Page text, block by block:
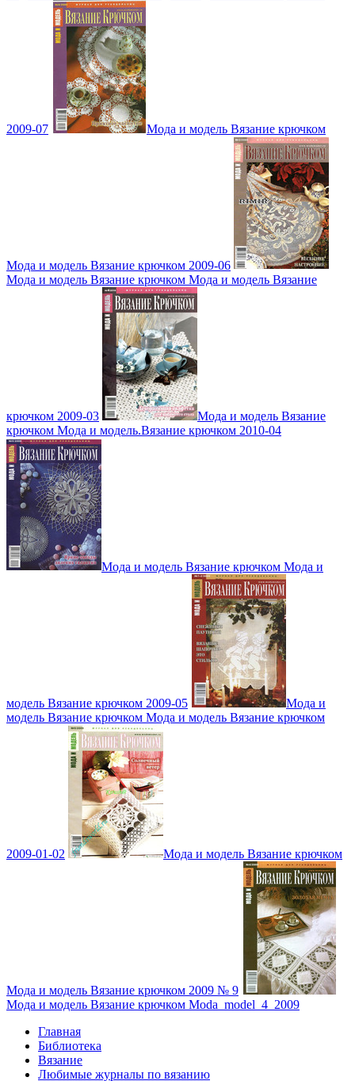
2009-07 Мода и модель Вязание крючком
Мода и модель Вязание крючком 2009-06
Мода и модель Вязание крючком Мода и модель Вязание
крючком 2009-03
Мода и модель Вязание
крючком Мода и модель.Вязание крючком 2010-04
Мода и модель Вязание крючком Мода и
модель Вязание крючком 2009-05
Мода и
модель Вязание крючком Мода и модель Вязание крючком
2009-01-02 Мода и модель Вязание крючком
Мода и модель Вязание крючком 2009 № 9
Мода и модель Вязание крючком Moda_model_4_2009
Главная
Библиотека
Вязание
Любимые журналы по вязанию